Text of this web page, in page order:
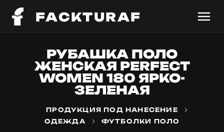
FACKTURAF
РУБАШКА ПОЛО
ЖЕНСКАЯ PERFECT
WOMEN 180 ЯРКО-
ЗЕЛЕНАЯ
ПРОДУКЦИЯ ПОД НАНЕСЕНИЕ
ОДЕЖДА
ФУТБОЛКИ ПОЛО